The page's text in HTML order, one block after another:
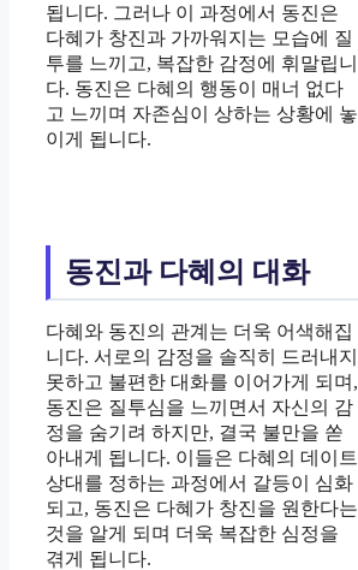
됩니다. 그러나 이 과정에서 동진은
다혜가 창진과 가까워지는 모습에 질
투를 느끼고, 복잡한 감정에 휘말립니
다. 동진은 다혜의 행동이 매너 없다
고 느끼며 자존심이 상하는 상황에 놓
이게 됩니다.
동진과 다혜의 대화
다혜와 동진의 관계는 더욱 어색해집
니다. 서로의 감정을 솔직히 드러내지
못하고 불편한 대화를 이어가게 되며,
동진은 질투심을 느끼면서 자신의 감
정을 숨기려 하지만, 결국 불만을 쏟
아내게 됩니다. 이들은 다혜의 데이트
상대를 정하는 과정에서 갈등이 심화
되고, 동진은 다혜가 창진을 원한다는
것을 알게 되며 더욱 복잡한 심정을
겪게 됩니다.